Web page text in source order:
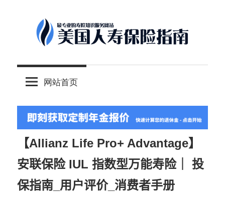
content
美
人
寿
保
最
国
险
理
网站首页
【Allianz Life Pro+ Advantage】
安联保险 IUL 指数型万能寿险｜ 投
保指南_用户评价_消费者手册